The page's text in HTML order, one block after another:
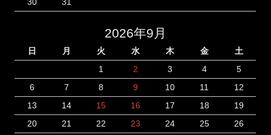
2026年9月
日 月 火 水 木 金
土
1
2 3 4
5
6
7 8 9 10 11
12
13
14 15 16 17 18
19
20
21 22 23 24 25
26